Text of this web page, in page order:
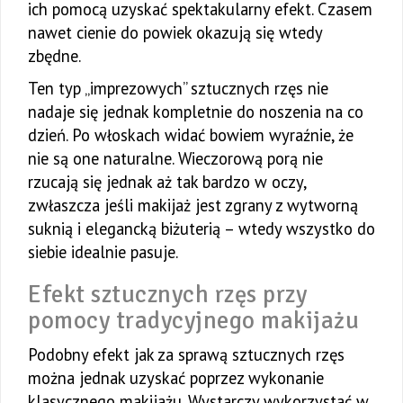
ich pomocą uzyskać spektakularny efekt. Czasem
nawet cienie do powiek okazują się wtedy
zbędne.
Ten typ „imprezowych” sztucznych rzęs nie
nadaje się jednak kompletnie do noszenia na co
dzień. Po włoskach widać bowiem wyraźnie, że
nie są one naturalne. Wieczorową porą nie
rzucają się jednak aż tak bardzo w oczy,
zwłaszcza jeśli makijaż jest zgrany z wytworną
suknią i elegancką biżuterią – wtedy wszystko do
siebie idealnie pasuje.
Efekt sztucznych rzęs przy
pomocy tradycyjnego makijażu
Podobny efekt jak za sprawą sztucznych rzęs
można jednak uzyskać poprzez wykonanie